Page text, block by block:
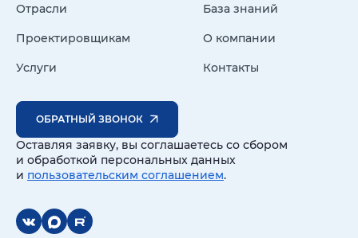
Отрасли
Проектировщикам
Услуги
База знаний
О компании
Контакты
ОБРАТНЫЙ ЗВОНОК
Оставляя заявку, вы соглашаетесь со сбором
и обработкой персональных данных
и пользовательским соглашением.